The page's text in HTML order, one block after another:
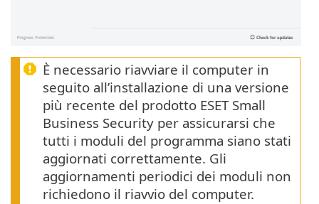
È necessario riavviare il computer in
seguito all’installazione di una versione
più recente del prodotto ESET Small
Business Security per assicurarsi che
tutti i moduli del programma siano stati
aggiornati correttamente. Gli
aggiornamenti periodici dei moduli non
richiedono il riavvio del computer.